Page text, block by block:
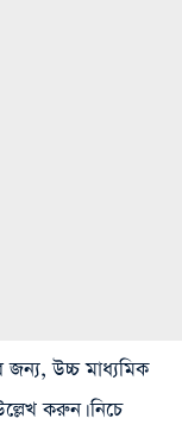
জন্য, উচ্চ মাধ্যমিক
করুন। নিচে